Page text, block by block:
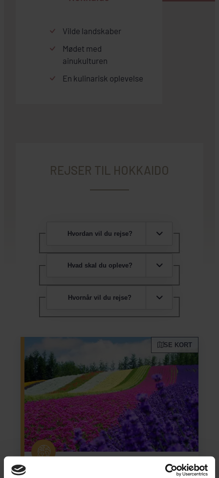
Vilde landskaber
Mødet med
ainukulturen
En kulinarisk oplevelse
REJSER TIL HOKKAIDO
Hvordan vil du rejse?
Hvad skal du opleve?
Hvornår vil du rejse?
SE KORT